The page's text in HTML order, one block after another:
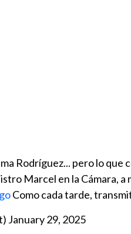
Rodríguez... pero lo
Marcel en la Cámara,
Como cada tarde,
January 29, 2025